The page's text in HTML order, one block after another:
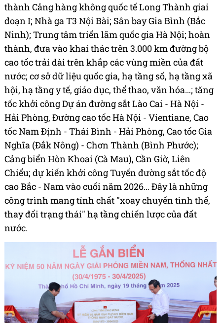
thành Cảng hàng không quốc tế Long Thành giai
đoạn I; Nhà ga T3 Nội Bài; Sân bay Gia Bình (Bắc
Ninh); Trung tâm triển lãm quốc gia Hà Nội; hoàn
thành, đưa vào khai thác trên 3.000 km đường bộ
cao tốc trải dài trên khắp các vùng miền của đất
nước; cơ sở dữ liệu quốc gia, hạ tầng số, hạ tầng xã
hội, hạ tầng y tế, giáo dục, thể thao, văn hóa…; tăng
tốc khởi công Dự án đường sắt Lào Cai - Hà Nội -
Hải Phòng, Đường cao tốc Hà Nội - Vientiane, Cao
tốc Nam Định - Thái Bình - Hải Phòng, Cao tốc Gia
Nghĩa (Đắk Nông) - Chơn Thành (Bình Phước);
Cảng biển Hòn Khoai (Cà Mau), Cần Giờ, Liên
Chiểu; dự kiến khởi công Tuyến đường sắt tốc độ
cao Bắc - Nam vào cuối năm 2026… Đây là những
công trình mang tính chất "xoay chuyển tình thế,
thay đổi trạng thái" hạ tầng chiến lược của đất
nước.